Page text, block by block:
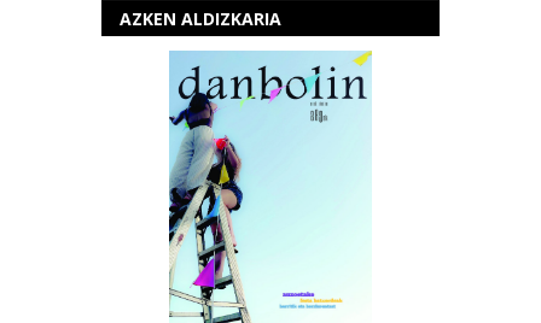
AZKEN ALDIZKARIA